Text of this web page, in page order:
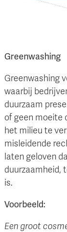
Greenwashing
Greenwashing
waarbij
duurzaam
of geen moeite
het milieu te
misleidende
laten geloven
duurzaamheid,
is.
Voorbeeld:
Een groot